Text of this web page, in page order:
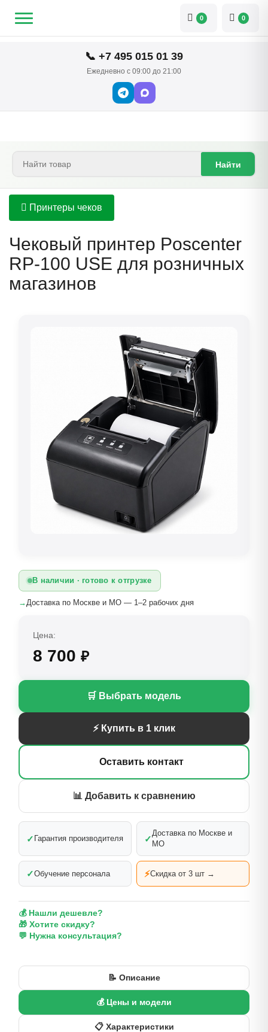
📞 +7 495 015 01 39
Ежедневно с 09:00 до 21:00
0 0
Найти
Принтеры чеков
Чековый принтер Poscenter
RP-100 USE для розничных
магазинов
В наличии · готово к отгрузке
→Доставка по Москве и МО — 1–2 рабочих дня
Цена:
8 700 ₽
🛒 Выбрать модель
⚡ Купить в 1 клик
Оставить контакт
📊 Добавить к сравнению
✓ Гарантия производителя ✓
Доставка по Москве и
МО
✓Обучение персонала ⚡Скидка от 3 шт →
💰 Нашли дешевле?
🎁 Хотите скидку?
💬 Нужна консультация?
📝 Описание
💰 Цены и модели
📋 Характеристики